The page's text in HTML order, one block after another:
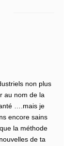
non plus
au nom de la
….mais je
encore sains
la méthode
de ta